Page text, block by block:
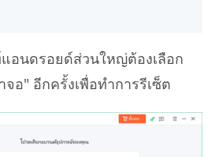
อนดรอยด์ส่วนใหญ่ต้องเลือก
อ" อีกครั้งเพื่อทำการรีเซ็ต